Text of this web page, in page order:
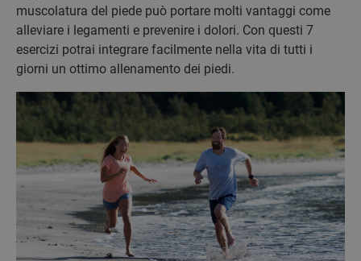
muscolatura del piede può portare molti vantaggi come
alleviare i legamenti e prevenire i dolori. Con questi 7
esercizi potrai integrare facilmente nella vita di tutti i
giorni un ottimo allenamento dei piedi.